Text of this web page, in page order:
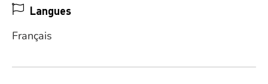
Langues
Français